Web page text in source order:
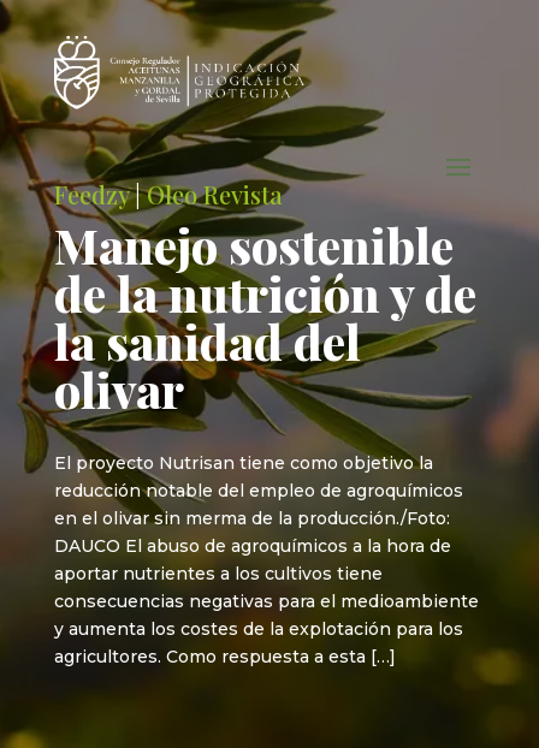
Feedzy|Oleo Revista
Manejo sostenible
de la nutrición y de
la sanidad del
olivar
El proyecto Nutrisan tiene como objetivo la
reducción notable del empleo de agroquímicos
en el olivar sin merma de la producción./Foto:
DAUCO El abuso de agroquímicos a la hora de
aportar nutrientes a los cultivos tiene
consecuencias negativas para el medioambiente
y aumenta los costes de la explotación para los
agricultores. Como respuesta a esta […]